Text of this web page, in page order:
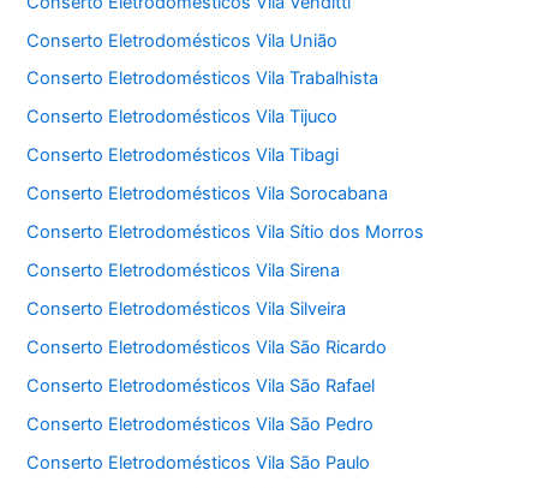
Conserto Eletrodomésticos Vila União
Conserto Eletrodomésticos Vila Trabalhista
Conserto Eletrodomésticos Vila Tijuco
Conserto Eletrodomésticos Vila Tibagi
Conserto Eletrodomésticos Vila Sorocabana
Conserto Eletrodomésticos Vila Sítio dos Morros
Conserto Eletrodomésticos Vila Sirena
Conserto Eletrodomésticos Vila Silveira
Conserto Eletrodomésticos Vila São Ricardo
Conserto Eletrodomésticos Vila São Rafael
Conserto Eletrodomésticos Vila São Pedro
Conserto Eletrodomésticos Vila São Paulo